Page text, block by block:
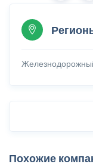
Похожие